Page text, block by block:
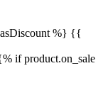
%} {{
if product.on_sale